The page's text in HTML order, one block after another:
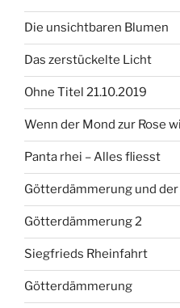
Die unsichtbaren Blumen
Das zerstückelte Licht
Ohne Titel 21.10.2019
Wenn der Mond zur Rose
Panta rhei – Alles fliesst
Götterdämmerung und
Götterdämmerung 2
Siegfrieds Rheinfahrt
Götterdämmerung